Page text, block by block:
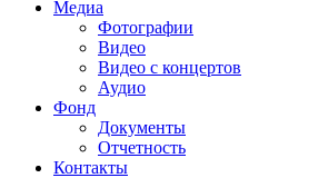
Медиа
Фотографии
Видео
Видео с концертов
Аудио
Фонд
Документы
Отчетность
Контакты